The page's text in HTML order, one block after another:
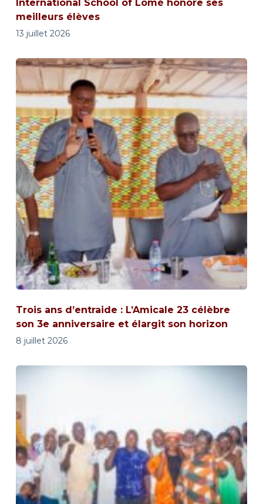
International School of Lomé honore ses
meilleurs élèves
13 juillet 2026
Trois ans d’entraide : L’Amicale 23 célèbre
son 3e anniversaire et élargit son horizon
8 juillet 2026